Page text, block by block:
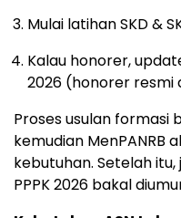
Mulai latihan SKD &
Kalau honorer,
2026 (honorer resmi
Proses usulan formasi
kemudian
kebutuhan. Setelah
PPPK 2026 bakal